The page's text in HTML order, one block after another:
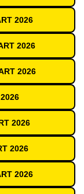
2026
2026
2026
2026
2026
2026